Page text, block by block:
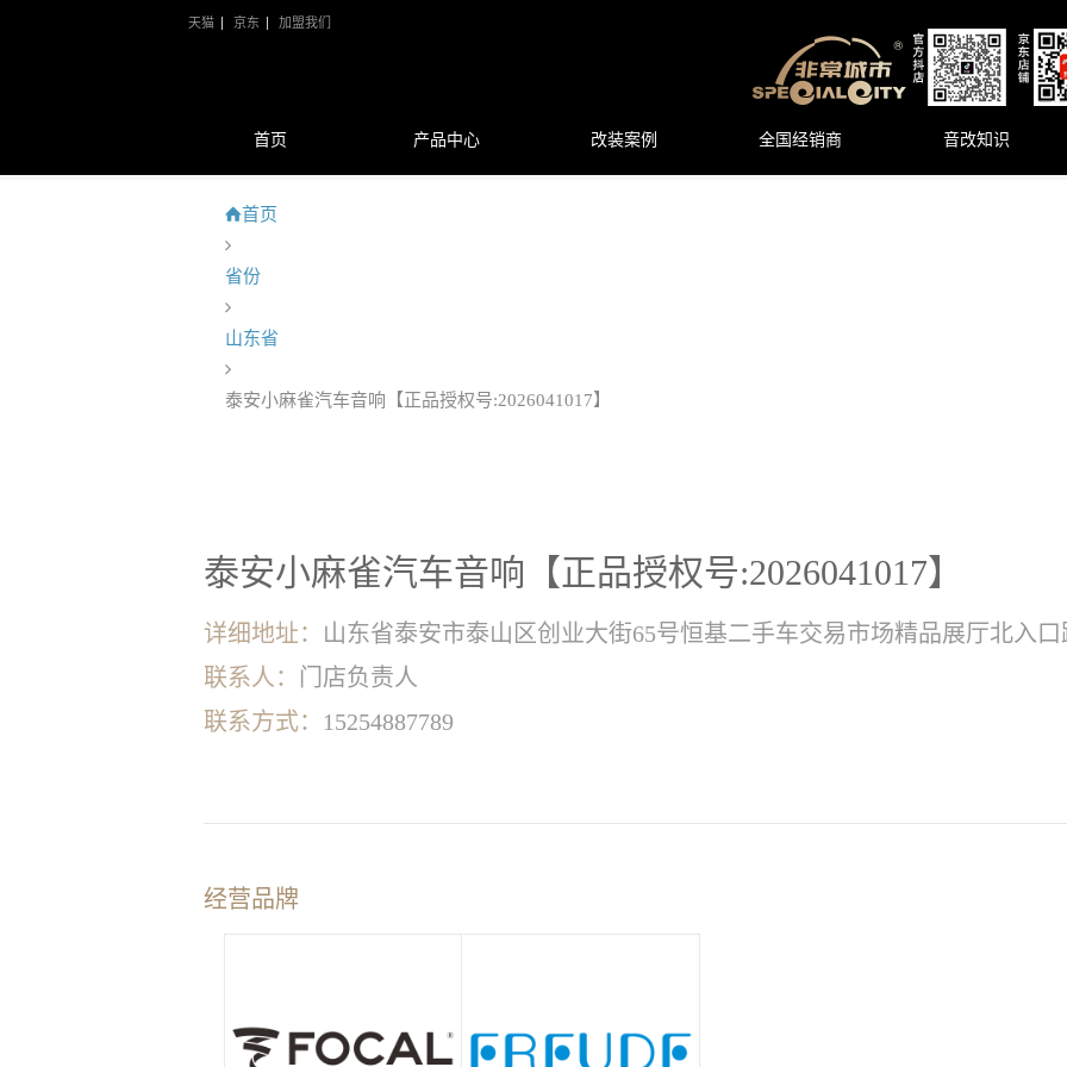
天猫 京东 加盟我们
首页 产品中心 改装案例 全国经销商 音改知识
首页
省份
山东省
泰安小麻雀汽车音响【正品授权号:2026041017】
泰安小麻雀汽车音响【正品授权号:2026041017】
详细地址： 山东省泰安市泰山区创业大街65号恒基二手车交易市场精品展厅北入
联系人： 门店负责人
联系方式： 15254887789
经营品牌